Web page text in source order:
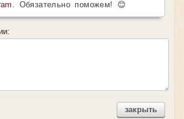
. Обязательно поможем! 😊
закрыть